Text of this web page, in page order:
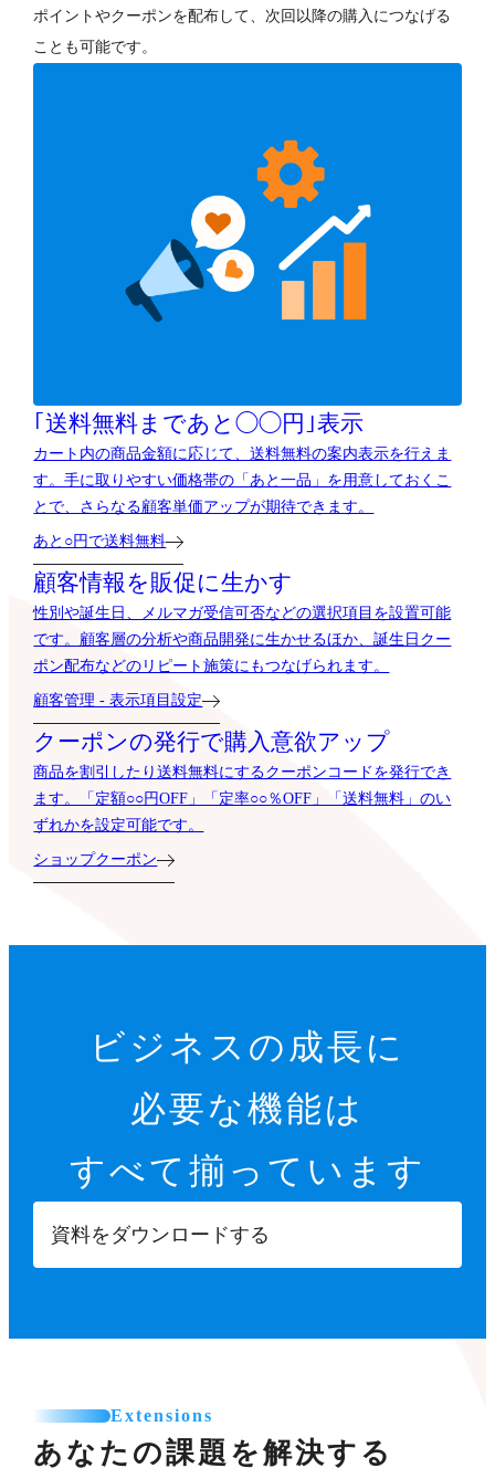
ポイントやクーポンを配布して、次回以降の購入につなげる
ことも可能です。
｢送料無料まであと◯◯円｣表示
カート内の商品金額に応じて、送料無料の案内表示を行えま
す。手に取りやすい価格帯の「あと一品」を用意しておくこ
とで、さらなる顧客単価アップが期待できます。
あと○円で送料無料
顧客情報を販促に生かす
性別や誕生日、メルマガ受信可否などの選択項目を設置可能
です。顧客層の分析や商品開発に生かせるほか、誕生日クー
ポン配布などのリピート施策にもつなげられます。
顧客管理 - 表示項目設定
クーポンの発行で購入意欲アップ
商品を割引したり送料無料にするクーポンコードを発行でき
ます。「定額○○円OFF」「定率○○％OFF」「送料無料」のい
ずれかを設定可能です。
ショップクーポン
ビジネスの成長に
必要な機能は
すべて揃っています
資料をダウンロードする
Extensions
あなたの課題を解決する